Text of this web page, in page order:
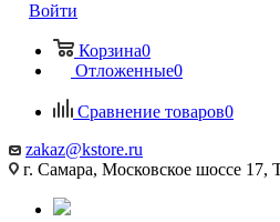
Войти
Корзина0
Отложенные0
Сравнение товаров0
zakaz@kstore.ru
г. Самара, Московское шоссе 17,